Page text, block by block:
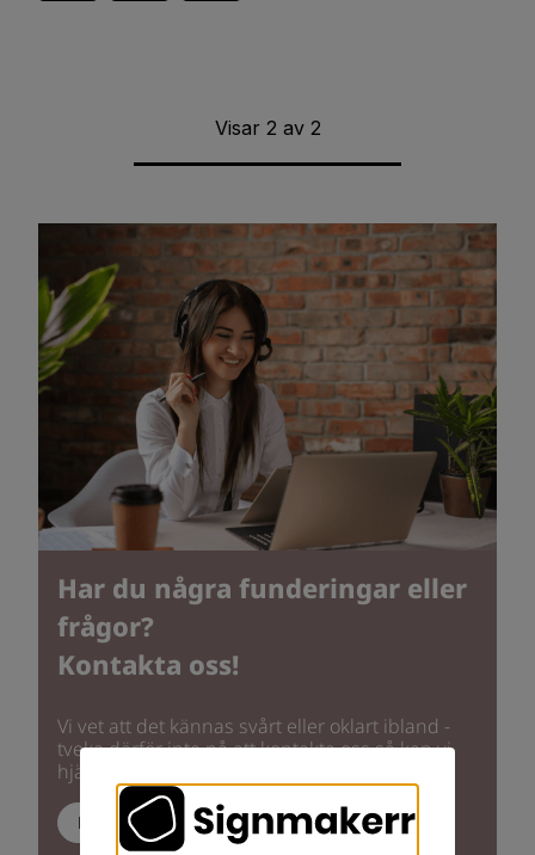
Visar 2 av 2
Har du några funderingar eller
frågor?
Kontakta oss!
Vi vet att det kännas svårt eller oklart ibland -
tveka därför inte på att kontakta oss så kan vi
hjälpa dig så att du får rätt skylt på rätt plats.
Kundservice